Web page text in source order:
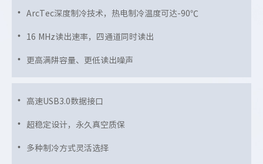
ArcTec深度制冷技术，热电制冷温度可达-90℃
16 MHz读出速率，四通道同时读出
更高满阱容量、更低读出噪声
高速USB3.0数据接口
超稳定设计，永久真空质保
多种制冷方式灵活选择